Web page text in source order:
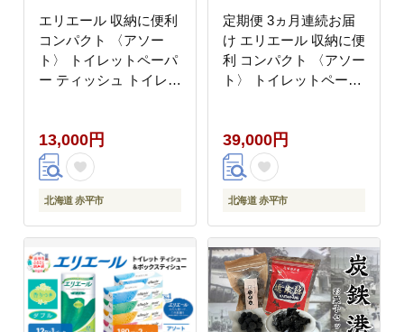
エリエール 収納に便利
コンパクト 〈アソー
ト〉 トイレットペーパ
ー ティッシュ トイレ
り暮らし 紙 防災 常備
品 備蓄品 消耗品 備蓄
日用品 生活必需品 定番
13,000円
北海道 赤平市
定期便 3ヵ月連続お届
け エリエール 収納に便
利 コンパクト 〈アソー
ト〉 トイレットペーパ
とめ買い ペーパー ひと
り暮らし 紙 常備品 消
耗品 日用品 生活必需品
定番
39,000円
北海道 赤平市